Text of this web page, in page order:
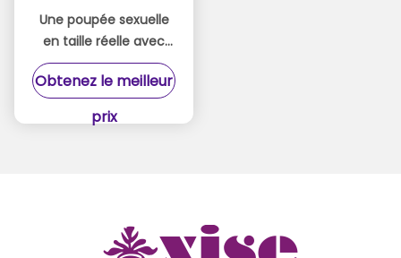
Une poupée sexuelle
en taille réelle avec
une boîte de couleurs
réaliste.
Obtenez le meilleur
prix